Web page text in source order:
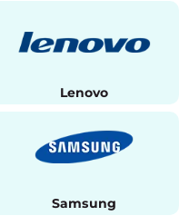
Lenovo
Samsung